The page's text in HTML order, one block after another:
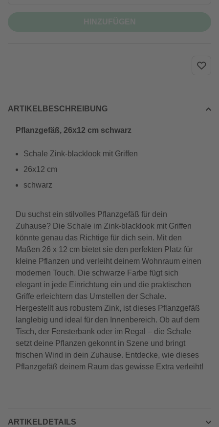
ARTIKELBESCHREIBUNG
Pflanzgefäß, 26x12 cm schwarz
Schale Zink-blacklook mit Griffen
26x12 cm
schwarz
Du suchst ein stilvolles Pflanzgefäß für dein
Zuhause? Die Schale im Zink-blacklook mit Griffen
könnte genau das Richtige für dich sein. Mit den
Maßen 26 x 12 cm bietet sie den perfekten Platz für
kleine Pflanzen und verleiht deinem Wohnraum einen
modernen Touch. Die schwarze Farbe fügt sich
elegant in jede Einrichtung ein und die praktischen
Griffe erleichtern das Umstellen der Schale.
Hergestellt aus robustem Zink, ist dieses Pflanzgefäß
langlebig und ideal für den Innenbereich. Ob auf dem
Tisch, der Fensterbank oder im Regal – die Schale
setzt deine Pflanzen gekonnt in Szene und bringt
frischen Wind in dein Zuhause. Entdecke, wie dieses
Pflanzgefäß deinem Raum das gewisse Extra verleiht!
ARTIKELDETAILS